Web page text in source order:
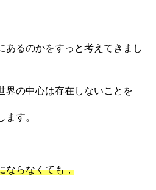
あるのかをすっと考えてきまし
界の中心は存在しないことを
す。
ならなくても，